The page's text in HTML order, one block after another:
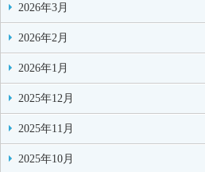
2026年3月
2026年2月
2026年1月
2025年12月
2025年11月
2025年10月